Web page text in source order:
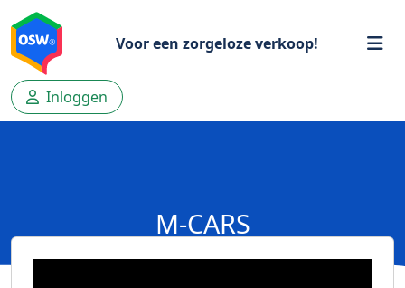
Voor een zorgeloze verkoop!
Inloggen
M-CARS